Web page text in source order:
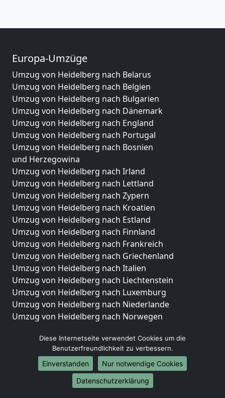
Europa-Umzüge
Umzug von Heidelberg nach Belarus
Umzug von Heidelberg nach Belgien
Umzug von Heidelberg nach Bulgarien
Umzug von Heidelberg nach Dänemark
Umzug von Heidelberg nach England
Umzug von Heidelberg nach Portugal
Umzug von Heidelberg nach Bosnien
und Herzegowina
Umzug von Heidelberg nach Irland
Umzug von Heidelberg nach Lettland
Umzug von Heidelberg nach Zypern
Umzug von Heidelberg nach Kroatien
Umzug von Heidelberg nach Estland
Umzug von Heidelberg nach Finnland
Umzug von Heidelberg nach Frankreich
Umzug von Heidelberg nach Griechenland
Umzug von Heidelberg nach Italien
Umzug von Heidelberg nach Liechtenstein
Umzug von Heidelberg nach Luxemburg
Umzug von Heidelberg nach Niederlande
Umzug von Heidelberg nach Norwegen
Umzüge-Deutschlandweit
Umzug von Heidelberg nach Berlin
Umzug von Heidelberg nach Hamburg
Umzug von Heidelberg nach München
Umzug von Heidelberg nach Köln
Diese Internetseite verwendet Cookies um die
Benutzerfreundlichkeit zu verbessern.
Einverstanden
Nur notwendige Cookies
Datenschutzerklärung